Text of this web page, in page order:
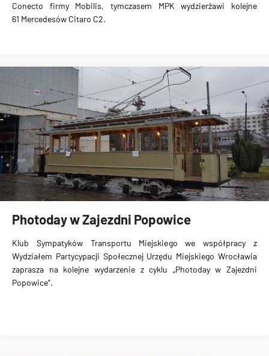
Conecto firmy Mobilis, tymczasem MPK wydzierżawi kolejne
61 Mercedesów Citaro C2.
Photoday w Zajezdni Popowice
Klub Sympatyków Transportu Miejskiego we współpracy z
Wydziałem Partycypacji Społecznej Urzędu Miejskiego Wrocławia
zaprasza na kolejne wydarzenie z cyklu „Photoday w Zajezdni
Popowice”.